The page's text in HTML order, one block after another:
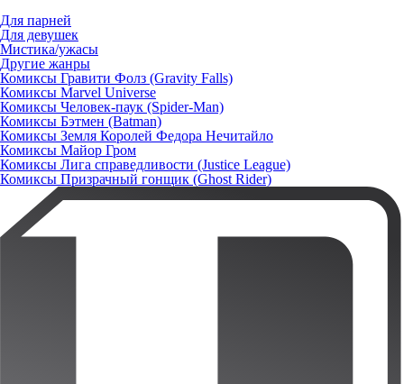
Для парней
Для девушек
Мистика/ужасы
Другие жанры
Комиксы Гравити Фолз (Gravity Falls)
Комиксы Marvel Universe
Комиксы Человек-паук (Spider-Man)
Комиксы Бэтмен (Batman)
Комиксы Земля Королей Федора Нечитайло
Комиксы Майор Гром
Комиксы Лига справедливости (Justice League)
Комиксы Призрачный гонщик (Ghost Rider)